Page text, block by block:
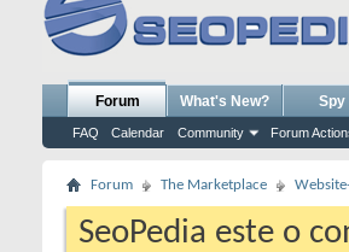
Forum
FAQ Calendar Community Forum
What's New? Spy
Forum The Marketplace
SeoPedia este o